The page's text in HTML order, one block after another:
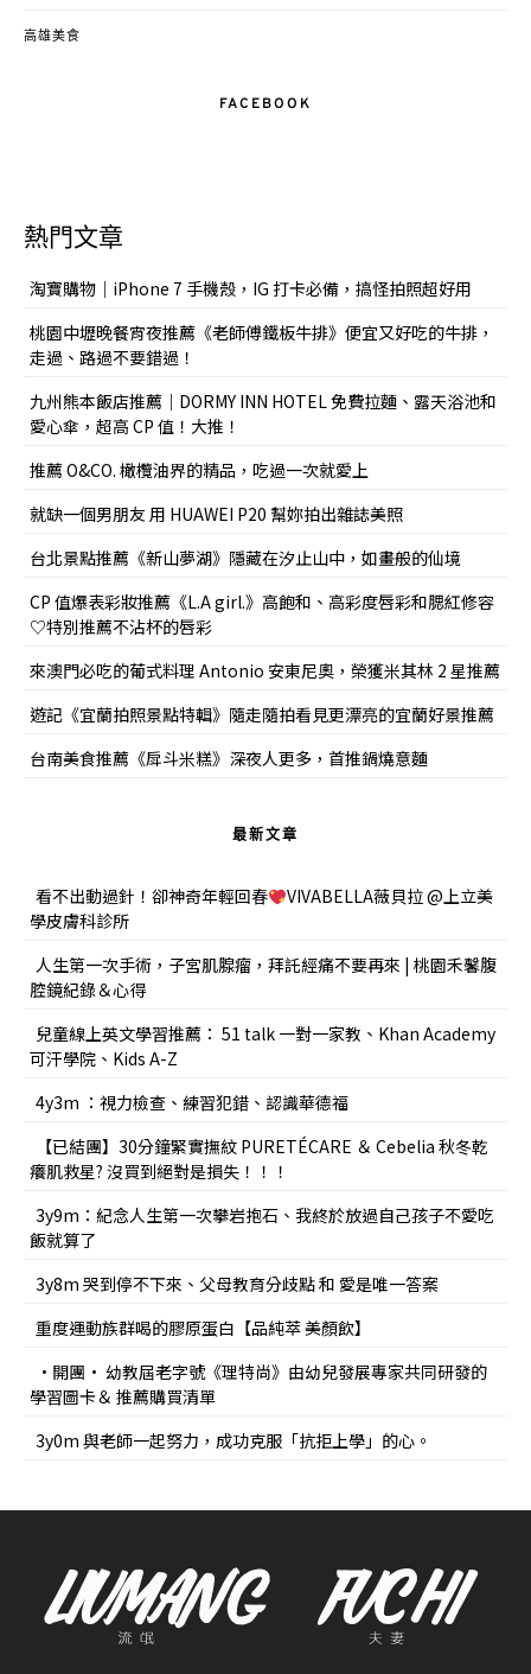
高雄美食
FACEBOOK
熱門文章
淘寶購物｜iPhone 7 手機殼，IG 打卡必備，搞怪拍照超好用
桃園中壢晚餐宵夜推薦《老師傅鐵板牛排》便宜又好吃的牛排，
走過、路過不要錯過！
九州熊本飯店推薦｜DORMY INN HOTEL 免費拉麵、露天浴池和
愛心傘，超高 CP 值！大推！
推薦 O&CO. 橄欖油界的精品，吃過一次就愛上
就缺一個男朋友 用 HUAWEI P20 幫妳拍出雜誌美照
台北景點推薦《新山夢湖》隱藏在汐止山中，如畫般的仙境
CP 值爆表彩妝推薦《L.A girl.》高飽和、高彩度唇彩和腮紅修容
♡特別推薦不沾杯的唇彩
來澳門必吃的葡式料理 Antonio 安東尼奧，榮獲米其林 2 星推薦
遊記《宜蘭拍照景點特輯》隨走隨拍看見更漂亮的宜蘭好景推薦
台南美食推薦《戽斗米糕》深夜人更多，首推鍋燒意麵
最新文章
看不出動過針！卻神奇年輕回春
VIVABELLA薇貝拉 @上立美
學皮膚科診所
人生第一次手術，子宮肌腺瘤，拜託經痛不要再來 | 桃園禾馨腹
腔鏡紀錄＆心得
兒童線上英文學習推薦： 51 talk 一對一家教、Khan Academy
可汗學院、Kids A-Z
4y3m ：視力檢查、練習犯錯、認識華德福
【已結團】30分鐘緊實撫紋 PURETÉCARE ＆ Cebelia 秋冬乾
癢肌救星? 沒買到絕對是損失！！！
3y9m：紀念人生第一次攀岩抱石、我終於放過自己孩子不愛吃
飯就算了
3y8m 哭到停不下來、父母教育分歧點 和 愛是唯一答案
重度運動族群喝的膠原蛋白【品純萃 美顏飲】
•開團• 幼教屆老字號《理特尚》由幼兒發展專家共同研發的
學習圖卡＆ 推薦購買清單
3y0m 與老師一起努力，成功克服「抗拒上學」的心。